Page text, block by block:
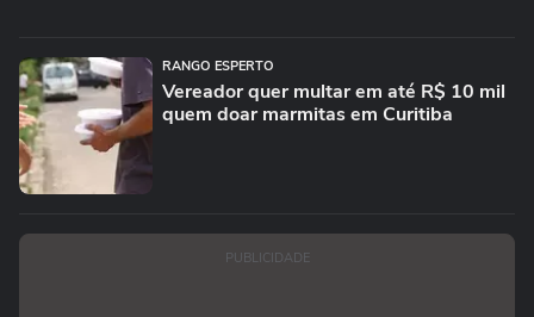
RANGO ESPERTO
Vereador quer multar em até R$ 10 mil
quem doar marmitas em Curitiba
PUBLICIDADE